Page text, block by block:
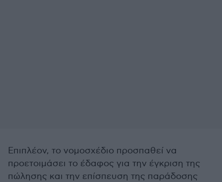
Επιπλέον, το νομοσχέδιο προσπαθεί να
προετοιμάσει το έδαφος για την έγκριση της
πώλησης και την επίσπευση της παράδοσης